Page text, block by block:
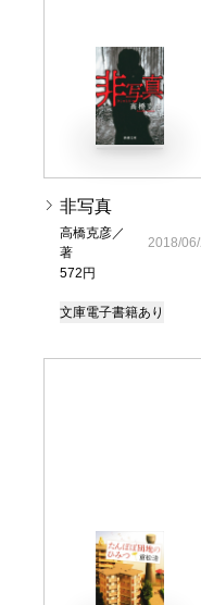
非写真
高橋克彦／
著
572円
2018/
文庫電子書籍あり